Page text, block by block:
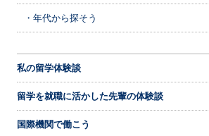
・年代から探そう
私の留学体験談
留学を就職に活かした先輩の体験談
国際機関で働こう